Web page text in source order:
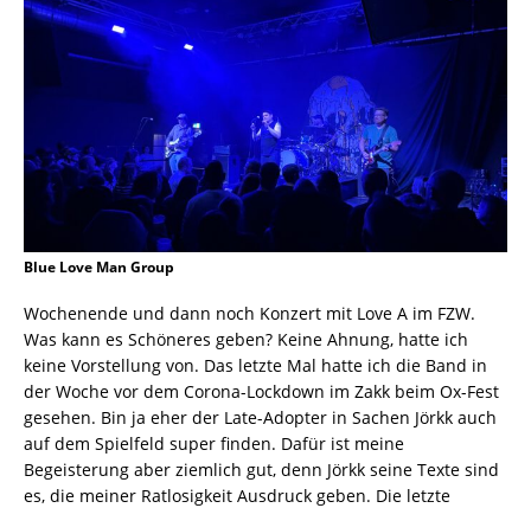
Blue Love Man Group
Wochenende und dann noch Konzert mit Love A im FZW.
Was kann es Schöneres geben? Keine Ahnung, hatte ich
keine Vorstellung von. Das letzte Mal hatte ich die Band in
der Woche vor dem Corona-Lockdown im Zakk beim Ox-Fest
gesehen. Bin ja eher der Late-Adopter in Sachen Jörkk auch
auf dem Spielfeld super finden. Dafür ist meine
Begeisterung aber ziemlich gut, denn Jörkk seine Texte sind
es, die meiner Ratlosigkeit Ausdruck geben. Die letzte